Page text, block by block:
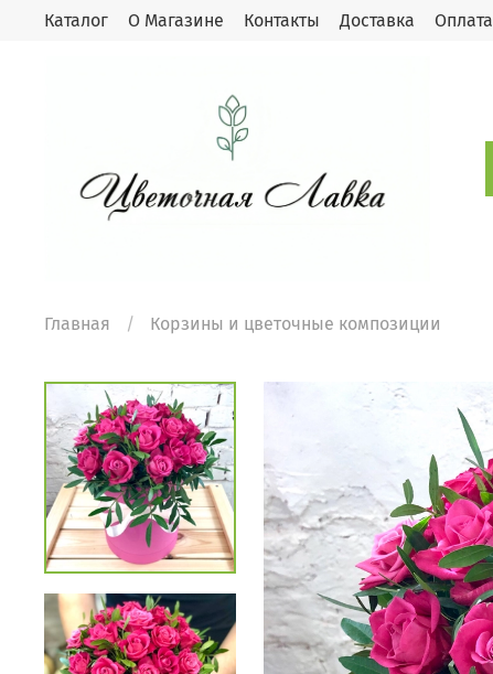
Каталог О Магазине Контакты Доставка Оплата
Главная Корзины и цветочные композиции